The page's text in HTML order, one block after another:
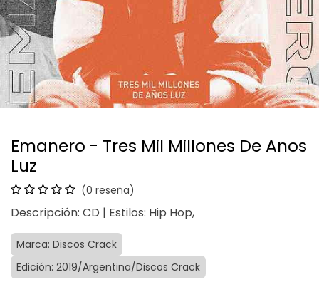
Emanero - Tres Mil Millones De Anos
Luz
(0 reseña)
Descripción: CD | Estilos: Hip Hop,
Marca: Discos Crack
Edición: 2019/Argentina/Discos Crack